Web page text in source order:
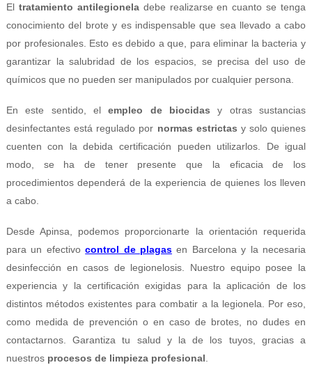
El tratamiento antilegioneladebe realizarse en cuanto se tenga
conocimiento del brote y es indispensable que sea llevado a cabo
por profesionales. Esto es debido a que, para eliminar la bacteria y
garantizar la salubridad de los espacios, se precisa del uso de
químicos que no pueden ser manipulados por cualquier persona.
En este sentido, elempleo de biocidas y otras sustancias
desinfectantes está regulado por normas estrictas y solo quienes
cuenten con la debida certificación pueden utilizarlos. De igual
modo, se ha de tener presente que la eficacia de los
procedimientos dependerá de la experiencia de quienes los lleven
a cabo.
Desde Apinsa, podemos proporcionarte la orientación requerida
para un efectivocontrol de plagas en Barcelona y la necesaria
desinfección en casos de legionelosis. Nuestro equipo posee la
experiencia y la certificación exigidas para la aplicación de los
distintos métodos existentes para combatir a la legionela. Por eso,
como medida de prevención o en caso de brotes, no dudes en
contactarnos. Garantiza tu salud y la de los tuyos, gracias a
nuestros procesos de limpieza profesional.